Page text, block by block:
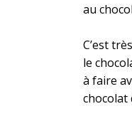
au
C’est
le
à faire
chocolat